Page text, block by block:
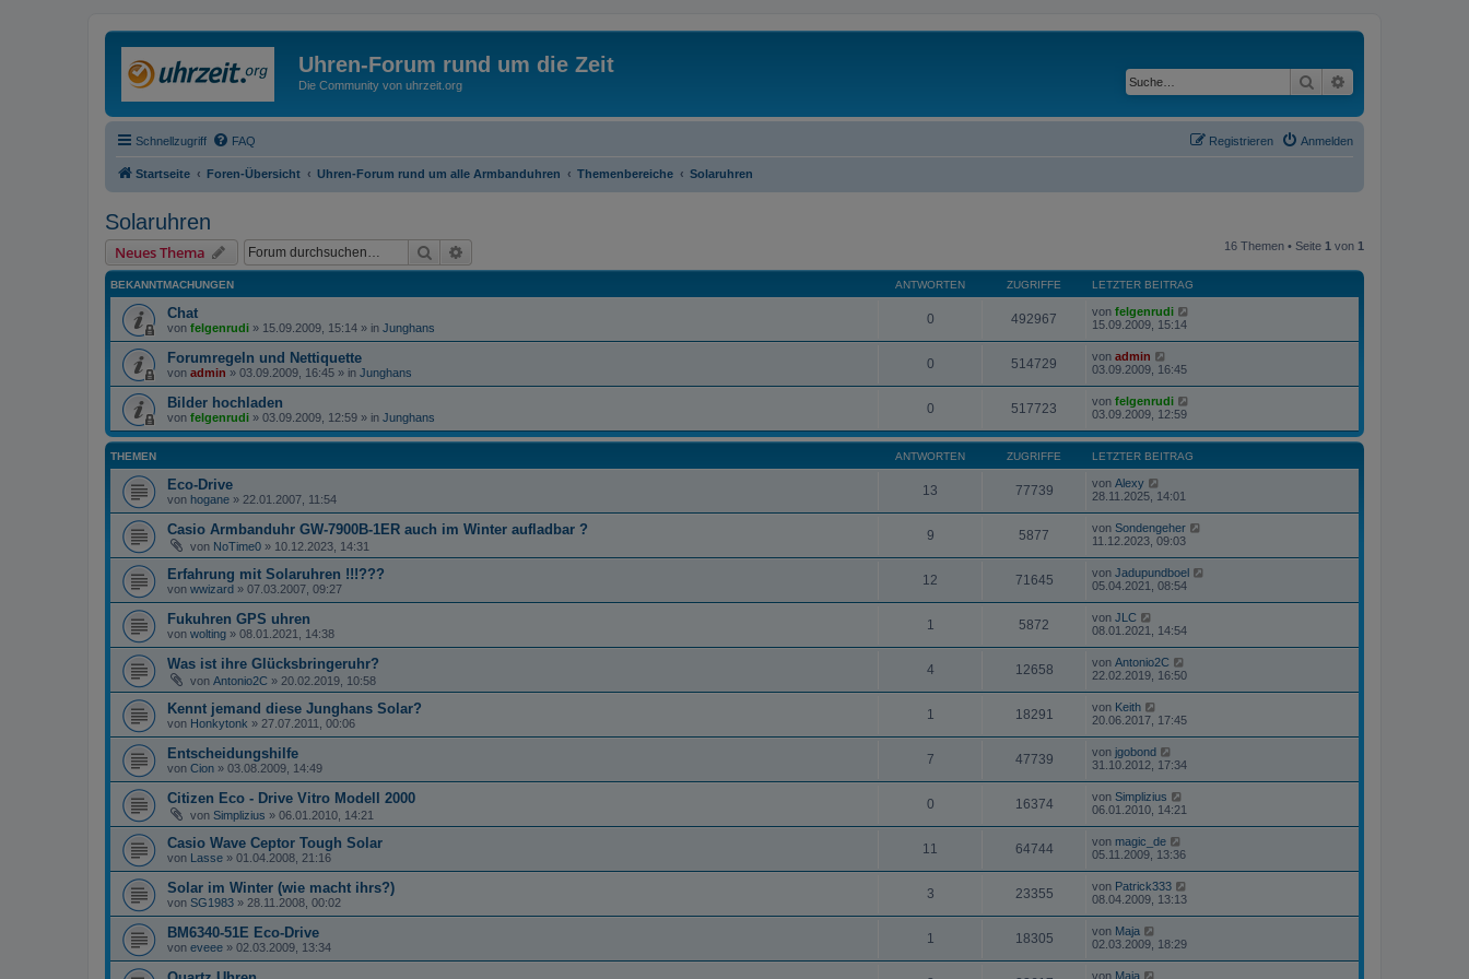
Uhren-Forum rund um die Zeit
Die Community von uhrzeit.org Suche
Schnellzugriff FAQ Anmelden
Registrieren
Startseite Foren-Übersicht Uhren-Forum rund um alle Armbanduhren Themenbereiche Solaruhren
Solaruhren
Neues Thema Suche 16 Themen • Seite 1 von 1
BEKANNTMACHUNGEN ANTWORTEN ZUGRIFFE LETZTER BEITRAG
Chat
von felgenrudi » 15.09.2009, 15:14 » in Junghans
0 492967 von felgenrudi
15.09.2009, 15:14
Forumregeln und Nettiquette
von admin » 03.09.2009, 16:45 » in Junghans
0 514729 von admin
03.09.2009, 16:45
Bilder hochladen
von felgenrudi » 03.09.2009, 12:59 » in Junghans
0 517723 von felgenrudi
03.09.2009, 12:59
THEMEN ANTWORTEN ZUGRIFFE LETZTER BEITRAG
Eco-Drive
von hogane » 22.01.2007, 11:54
13 77739 von Alexy
28.11.2025, 14:01
Casio Armbanduhr GW-7900B-1ER auch im Winter aufladbar ?
von NoTime0 » 10.12.2023, 14:31
9 5877 von Sondengeher
11.12.2023, 09:03
Erfahrung mit Solaruhren !!!???
von wwizard » 07.03.2007, 09:27
12 71645 von Jadupundboel
05.04.2021, 08:54
Fukuhren GPS uhren
von wolting » 08.01.2021, 14:38
1 5872 von JLC
08.01.2021, 14:54
Was ist ihre Glücksbringeruhr?
von Antonio2C » 20.02.2019, 10:58
4 12658 von Antonio2C
22.02.2019, 16:50
Kennt jemand diese Junghans Solar?
von Honkytonk » 27.07.2011, 00:06
1 18291 von Keith
20.06.2017, 17:45
Entscheidungshilfe
von Cion » 03.08.2009, 14:49
7 47739 von jgobond
31.10.2012, 17:34
Citizen Eco - Drive Vitro Modell 2000
von Simplizius » 06.01.2010, 14:21
0 16374 von Simplizius
06.01.2010, 14:21
Casio Wave Ceptor Tough Solar
von Lasse » 01.04.2008, 21:16
11 64744 von magic_de
05.11.2009, 13:36
Solar im Winter (wie macht ihrs?)
von SG1983 » 28.11.2008, 00:02
3 23355 von Patrick333
08.04.2009, 13:13
BM6340-51E Eco-Drive
von eveee » 02.03.2009, 13:34
1 18305 von Maja
02.03.2009, 18:29
von Maja